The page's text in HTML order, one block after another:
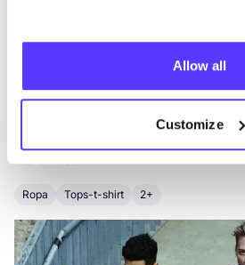
Allow all
Customize
Kolo Berlin
Ropa Tops-t-shirt 2+